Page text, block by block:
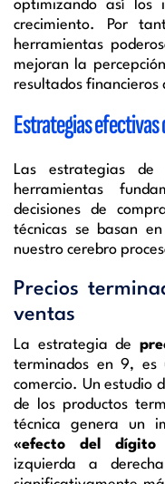
optimizando así los
crecimiento. Por
herramientas
mejoran la
resultados financieros
Estrategias
Las estrategias de
herramientas
decisiones de
técnicas se basan
nuestro cerebro
Precios
ventas
La estrategia de
terminados en 9, es
comercio. Un estudio
de los productos
técnica genera un
«efecto del dígito
izquierda a